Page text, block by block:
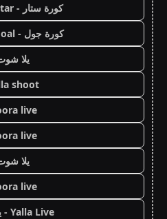
كورة ستار - koora-star
كورة جول - koora-goal
يلا
shoot
live
live
يلا
live
Yalla Live - يلا لايف